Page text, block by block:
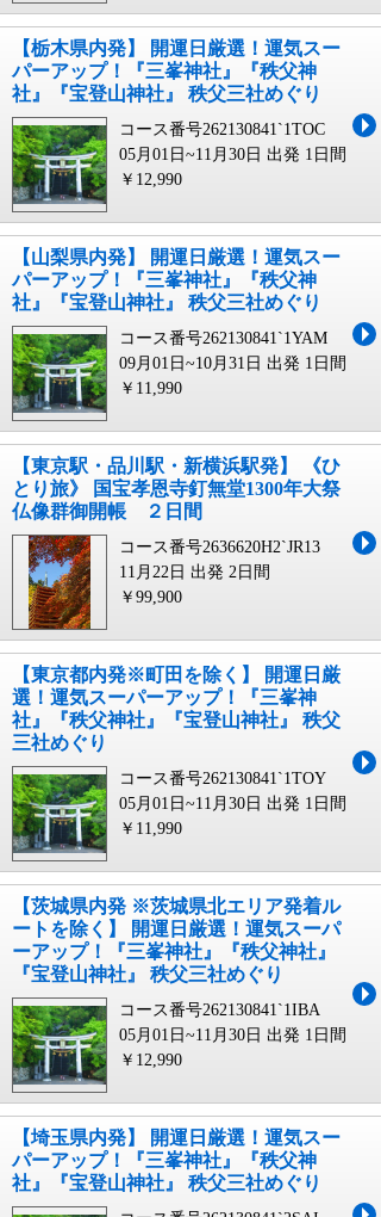
【栃木県内発】 開運日厳選！運気スー
パーアップ！『三峯神社』『秩父神
社』『宝登山神社』 秩父三社めぐり
コース番号262130841`1TOC
05月01日~11月30日 出発 1日間
￥12,990
【山梨県内発】 開運日厳選！運気スー
パーアップ！『三峯神社』『秩父神
社』『宝登山神社』 秩父三社めぐり
コース番号262130841`1YAM
09月01日~10月31日 出発 1日間
￥11,990
【東京駅・品川駅・新横浜駅発】 《ひ
とり旅》 国宝孝恩寺釘無堂1300年大祭
仏像群御開帳 ２日間
コース番号2636620H2`JR13
11月22日 出発 2日間
￥99,900
【東京都内発※町田を除く】 開運日厳
選！運気スーパーアップ！『三峯神
社』『秩父神社』『宝登山神社』 秩父
三社めぐり
コース番号262130841`1TOY
05月01日~11月30日 出発 1日間
￥11,990
【茨城県内発 ※茨城県北エリア発着ル
ートを除く】 開運日厳選！運気スーパ
ーアップ！『三峯神社』『秩父神社』
『宝登山神社』 秩父三社めぐり
コース番号262130841`1IBA
05月01日~11月30日 出発 1日間
￥12,990
【埼玉県内発】 開運日厳選！運気スー
パーアップ！『三峯神社』『秩父神
社』『宝登山神社』 秩父三社めぐり